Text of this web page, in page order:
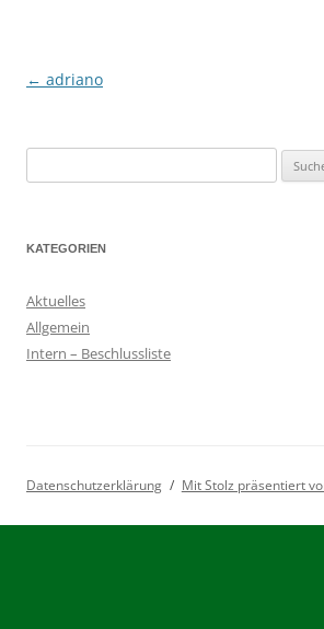
Beitragsnavigation
← adriano
nach:
KATEGORIEN
Aktuelles
Allgemein
Intern – Beschlussliste
Datenschutzerklärung Mit Stolz präsentiert